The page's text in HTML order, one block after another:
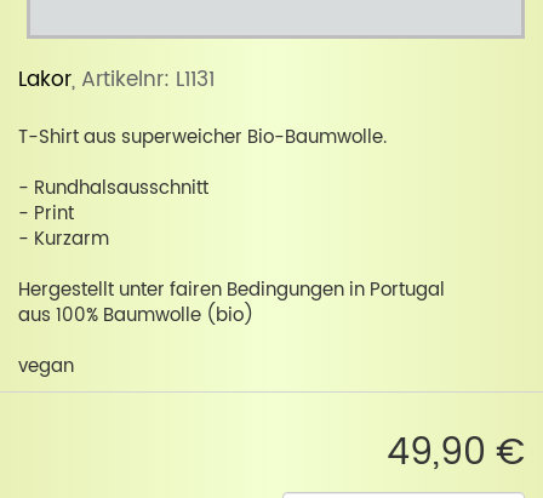
Lakor, Artikelnr: L1131
T-Shirt aus superweicher Bio-Baumwolle.
- Rundhalsausschnitt
- Print
- Kurzarm
Hergestellt unter fairen Bedingungen in Portugal
aus 100% Baumwolle (bio)
vegan
49,90 €